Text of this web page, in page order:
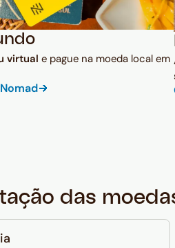
virtual e pague na moeda local em
das